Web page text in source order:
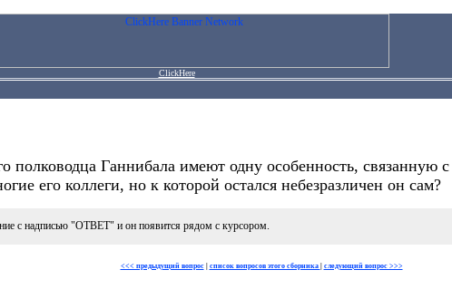
ClickHere
полководца Ганнибала имеют одну особенность, связанную
его коллеги, но к которой остался небезразличен он сам?
с надписью "ОТВЕТ" и он появится рядом с курсором.
<<< предыдущий вопрос| список вопросов этого сборника следующий вопрос >>>